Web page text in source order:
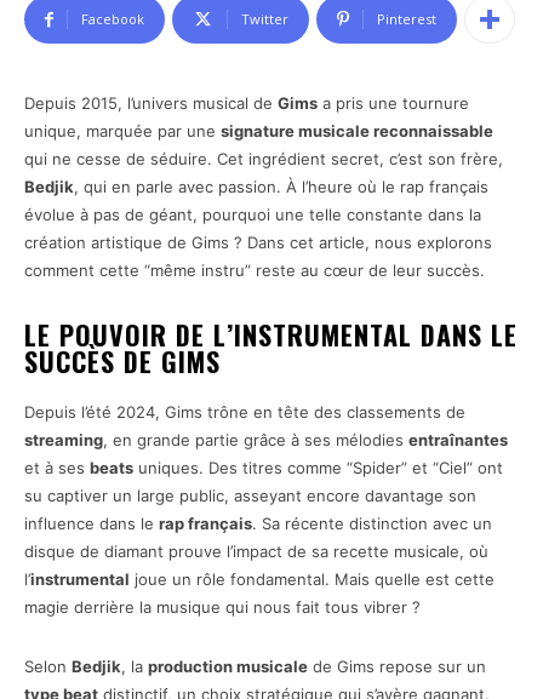
Facebook Twitter Pinterest
Depuis 2015, l’univers musical de Gims a pris une tournure
unique, marquée par une signature musicale reconnaissable
qui ne cesse de séduire. Cet ingrédient secret, c’est son frère,
Bedjik, qui en parle avec passion. À l’heure où le rap français
évolue à pas de géant, pourquoi une telle constante dans la
création artistique de Gims ? Dans cet article, nous explorons
comment cette “même instru” reste au cœur de leur succès.
LE POUVOIR DE L’INSTRUMENTAL DANS LE
SUCCÈS DE GIMS
Depuis l’été 2024, Gims trône en tête des classements de
streaming, en grande partie grâce à ses mélodies entraînantes
et à ses beats uniques. Des titres comme “Spider” et “Ciel” ont
su captiver un large public, asseyant encore davantage son
influence dans le rap français. Sa récente distinction avec un
disque de diamant prouve l’impact de sa recette musicale, où
l’instrumental joue un rôle fondamental. Mais quelle est cette
magie derrière la musique qui nous fait tous vibrer ?
Selon Bedjik, la production musicale de Gims repose sur un
type beat distinctif, un choix stratégique qui s’avère gagnant.